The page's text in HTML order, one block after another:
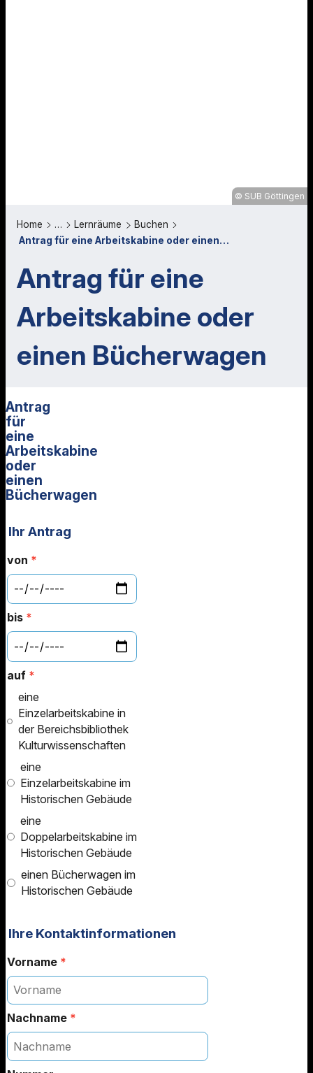
SUB Göttingen
Home … Lernräume
Buchen
Antrag für eine Arbeitskabine oder einen…
Antrag für eine
Arbeitskabine oder
einen Bücherwagen
Antrag
für
eine
Arbeitskabine
oder
einen
Bücherwagen
Ihr Antrag
von *
bis *
auf *
eine
Einzelarbeitskabine in
der Bereichsbibliothek
Kulturwissenschaften
eine
Einzelarbeitskabine im
Historischen Gebäude
eine
Doppelarbeitskabine im
Historischen Gebäude
einen Bücherwagen im
Historischen Gebäude
Ihre Kontaktinformationen
Vorname *
Nachname *